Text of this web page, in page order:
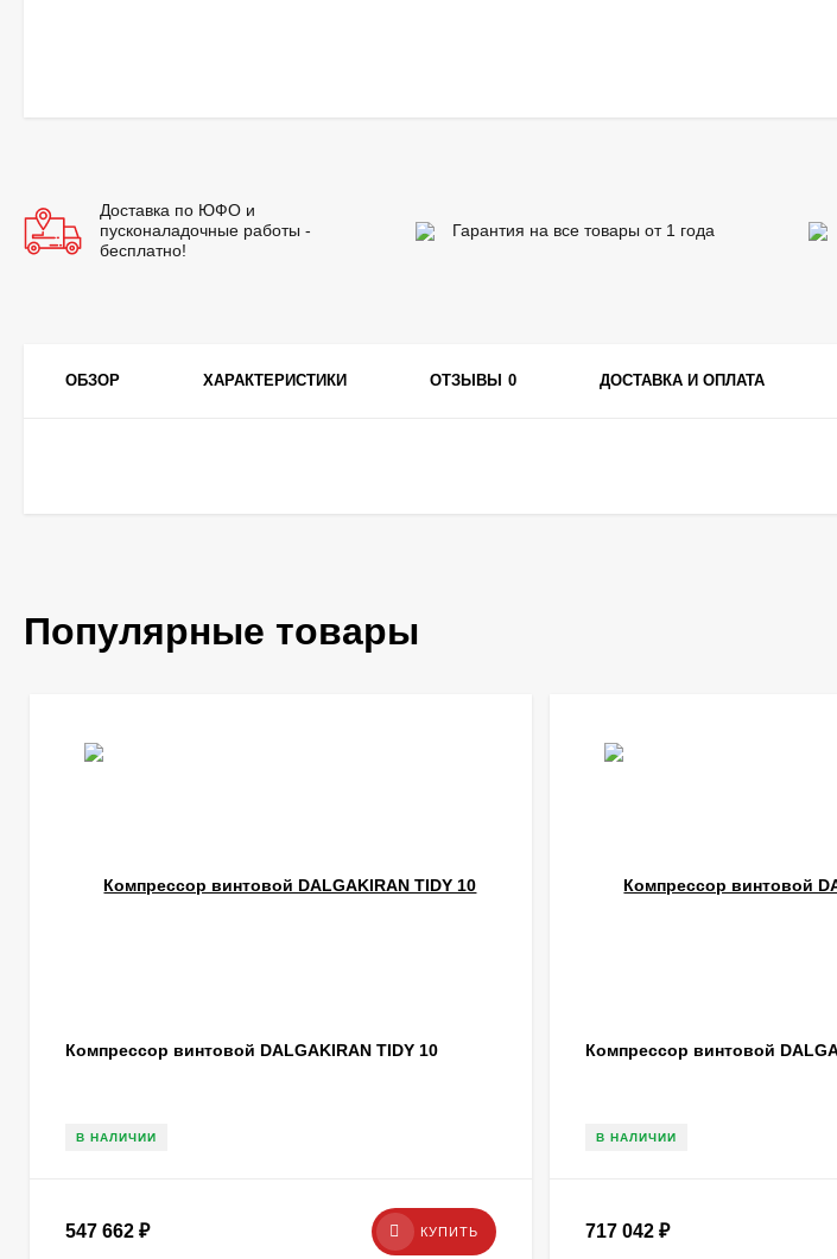
Доставка по ЮФО и
пусконаладочные работы -
бесплатно!
Гарантия на все товары от 1 года
ОБЗОР ХАРАКТЕРИСТИКИ ОТЗЫВЫ 0 ДОСТАВКА И ОПЛАТА
Популярные товары
Компрессор винтовой DALGAKIRAN TIDY 10
В НАЛИЧИИ
547 662 ₽ КУПИТЬ
Компрессор винтовой
В НАЛИЧИИ
717 042 ₽